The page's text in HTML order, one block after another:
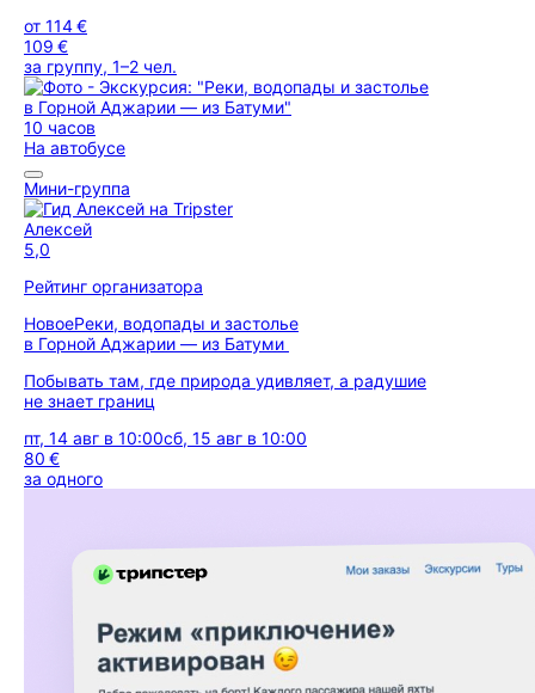
от 114 €
109 €
за группу, 1–2 чел.
10 часов
На автобусе
Мини-группа
Алексей
5,0
Рейтинг организатора
НовоеРеки, водопады и застолье
в Горной Аджарии — из Батуми
Побывать там, где природа удивляет, а радушие
не знает границ
пт, 14 авг в 10:00сб, 15 авг в 10:00
80 €
за одного